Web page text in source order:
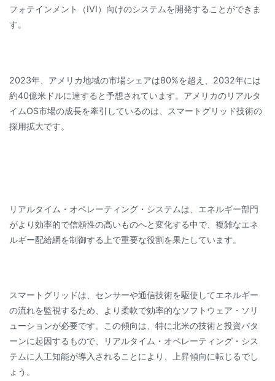
フォテインメント（IVI）向けのシステムを開発することができま
す。
2023年、アメリカ地域の市場シェアは80%を超え、2032年には
約40億米ドルに達すると予想されています。アメリカのリアルタ
イムOS市場の成長を牽引しているのは、スマートグリッド技術の
採用拡大です。
リアルタイム・オペレーティング・システムは、エネルギー部門
がより効率的で信頼性の高いものへと変化する中で、複雑なエネ
ルギー配給網を制御する上で重要な役割を果たしています。
スマートグリッドは、センサーや通信技術を駆使してエネルギー
の流れを監視するため、より柔軟で効率的なソフトウェア・ソリ
ューションが必要です。この傾向は、特に北米の技術と投資パタ
ーンに起因するもので、リアルタイム・オペレーティング・シス
テムに人工知能が導入されることにより、上昇傾向に転じるでし
ょう。